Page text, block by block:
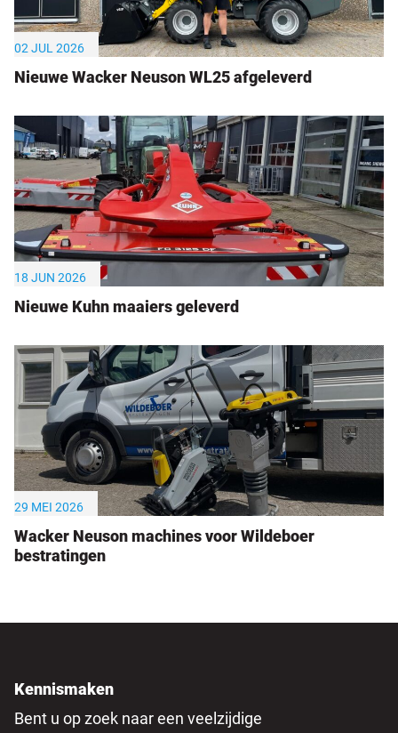
02 JUL 2026
Nieuwe Wacker Neuson WL25 afgeleverd
18 JUN 2026
Nieuwe Kuhn maaiers geleverd
29 MEI 2026
Wacker Neuson machines voor Wildeboer
bestratingen
Kennismaken
Bent u op zoek naar een veelzijdige